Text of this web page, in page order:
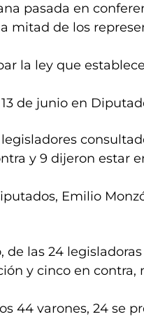
pasada en
mitad de los
la ley que
de junio en
y 9 dijeron estar
Emilio
de las 24
y cinco en contra,
44 varones, 24 se